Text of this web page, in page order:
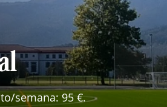
semana: 95 €.